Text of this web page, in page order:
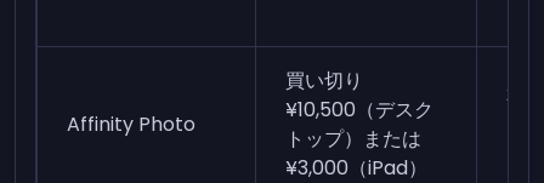
Affinity Photo
買い切り
¥10,500（デスク
トップ）または
¥3,000（iPad）
本